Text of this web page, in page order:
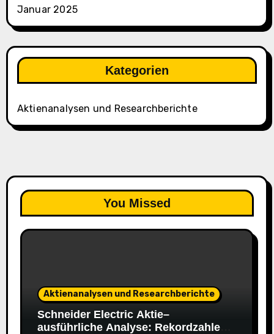
Januar 2025
Kategorien
Aktienanalysen und Researchberichte
You Missed
Aktienanalysen und Researchberichte
Schneider Electric Aktie–
ausführliche Analyse: Rekordzahlen,